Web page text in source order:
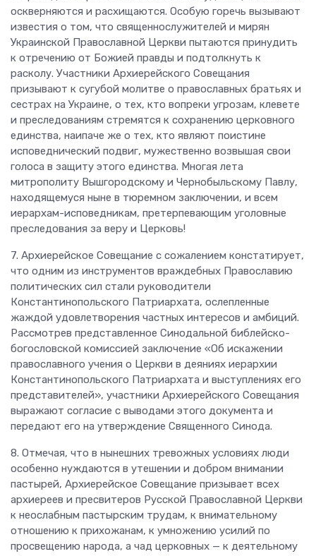
оскверняются и расхищаются. Особую горечь вызывают
известия о том, что священнослужителей и мирян
Украинской Православной Церкви пытаются принудить
к отречению от Божией правды и подтолкнуть к
расколу. Участники Архиерейского Совещания
призывают к сугубой молитве о православных братьях и
сестрах на Украине, о тех, кто вопреки угрозам, клевете
и преследованиям стремятся к сохранению церковного
единства, наипаче же о тех, кто являют поистине
исповеднический подвиг, мужественно возвышая свои
голоса в защиту этого единства. Многая лета
митрополиту Вышгородскому и Чернобыльскому Павлу,
находящемуся ныне в тюремном заключении, и всем
иерархам-исповедникам, претерпевающим уголовные
преследования за веру и Церковь!
7. Архиерейское Совещание с сожалением констатирует,
что одним из инструментов враждебных Православию
политических сил стали руководители
Константинопольского Патриархата, ослепленные
жаждой удовлетворения частных интересов и амбиций.
Рассмотрев представленное Синодальной библейско-
богословской комиссией заключение «Об искажении
православного учения о Церкви в деяниях иерархии
Константинопольского Патриархата и выступлениях его
представителей», участники Архиерейского Совещания
выражают согласие с выводами этого документа и
передают его на утверждение Священного Синода.
8. Отмечая, что в нынешних тревожных условиях люди
особенно нуждаются в утешении и добром внимании
пастырей, Архиерейское Совещание призывает всех
архиереев и пресвитеров Русской Православной Церкви
к неослабным пастырским трудам, к внимательному
отношению к прихожанам, к умножению усилий по
просвещению народа, а чад церковных — к деятельному